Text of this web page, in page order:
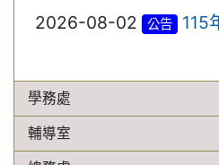
2026-08-02
公告
115
學務處
輔導室